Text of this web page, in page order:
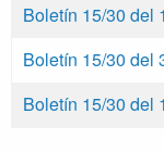
Boletín 15/30 del
Boletín 15/30 del
Boletín 15/30 del